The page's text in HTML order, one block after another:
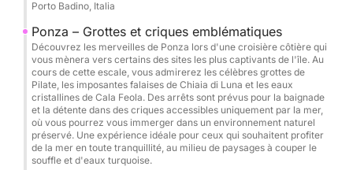
partage authentiques, loin du cadre traditionnel du
bureau.
Les espaces généreux du yacht, incluant les ponts et
un espace convivial, offrent un cadre parfait pour
favoriser les échanges et la collaboration. Un apéritif
sera servi à bord pour clore la journée en beauté,
créant une ambiance agréable et décontractée.
Porto Badino, Italia
Ponza – Grottes et criques emblématiques
Découvrez les merveilles de Ponza lors d'une croisière côtière qui
vous mènera vers certains des sites les plus captivants de l'île. Au
cours de cette escale, vous admirerez les célèbres grottes de
Pilate, les imposantes falaises de Chiaia di Luna et les eaux
cristallines de Cala Feola. Des arrêts sont prévus pour la baignade
et la détente dans des criques accessibles uniquement par la mer,
où vous pourrez vous immerger dans un environnement naturel
préservé. Une expérience idéale pour ceux qui souhaitent profiter
de la mer en toute tranquillité, au milieu de paysages à couper le
souffle et d'eaux turquoise.